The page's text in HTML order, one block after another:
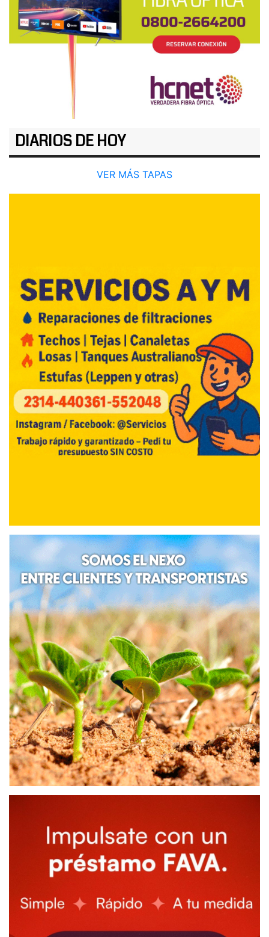
DIARIOS DE HOY
VER MÁS TAPAS